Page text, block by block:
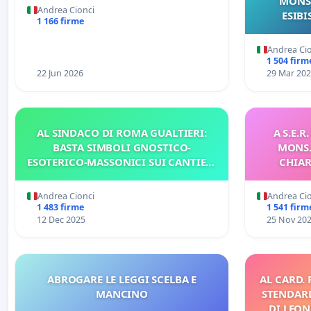
DEL VESCOVO DOMENICO
POMPILI
Andrea Cionci
1 166 firme
22 Jun 2026
Andrea
1 504
29 Mar
AL SINDACO DI ROMA GUALTIERI:
BASTA SIMBOLI GNOSTICO-
ESOTERICO-MASSONICI SUI CANTIERI
Andrea Cionci
1 483 firme
12 Dec 2025
A
Andrea
1 541
25 Nov
ABROGARE LE LEGGI SCELBA E
MANCINO
AL CARD.
DI